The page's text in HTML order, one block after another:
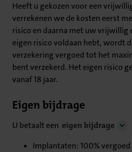
Heeft u gekozen voor een
verrekenen we de kosten eerst
risico en daarna met uw vrijwillig
eigen risico voldaan hebt, wordt
verzekering vergoed tot het
bent verzekerd. Het eigen risico
vanaf 18 jaar.
Eigen bijdrage
U betaalt een eigen bijdrage
Implantaten: 100% vergoed